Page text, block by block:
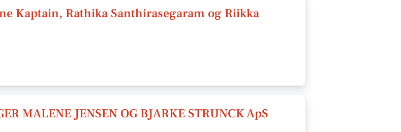
Kaptain, Rathika Santhirasegaram og Riikka
MALENE JENSEN OG BJARKE STRUNCK ApS